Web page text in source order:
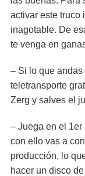
activar este truco
inagotable. De
te venga en
– Si lo que andas
teletransporte
Zerg y salves el
– Juega en el
con ello vas a
producción, lo
hacer un disco